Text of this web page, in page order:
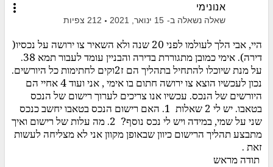
more_vert אנונימי
שאלה נשאלה ב- 15 ינואר, 2021 212 צפיות
היי, אבי הלך לעולמו לפני 20 שנה ולא השאיר צו ירושה על נכסיו(
דירה). אימי כמובן מתגוררת בדירה והבניין עומד לעבור תמא 38.
על מנת שיוכלו להתחיל בתהליך הם ז2וקים לחתימות כל היורשים.
נכון לעכשיו הוצא צו ירושה חתום בו אימי , אני ועוד 4 אחיי הם
היורשים של הנכס. עכשיו אנו צריכים לערוך רישום של הנכס
בטאבו. יש לי 2 שאלות 1. האם רישום הנכס בטאבו יחשב כנכס
שני על שמי, במידה ויש לי נכס נוסף? 2. מה עלות של רישום ואיך
מתבצע תהליך הרישום כיוון שבאופן מקוון אני לא מצליחה לעשות
זאת .
תודה מראש